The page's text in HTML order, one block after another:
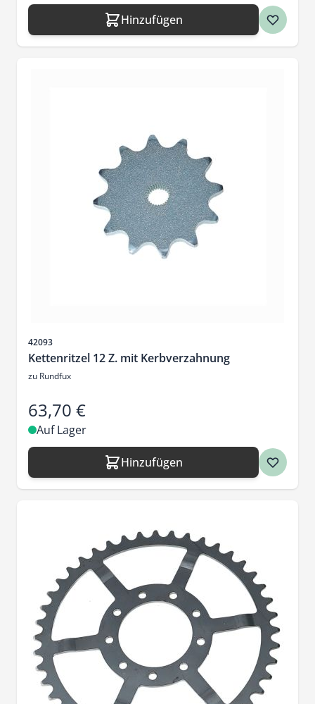
Hinzufügen
Artikelnr.
42093
Kettenritzel 12 Z. mit Kerbverzahnung
zu Rundfux
63,70 €
Auf Lager
Hinzufügen